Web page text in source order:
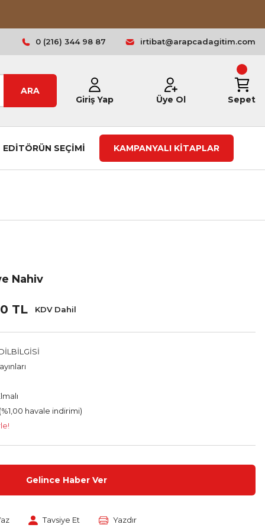
0 (216) 344 98 87 irtibat@arapcadagitim.com
ARA
Giriş Yap
Üye Ol Sepet
EDİTÖRÜN SEÇİMİ KAMPANYALI KİTAPLAR
Nahiv
TL KDV Dahil
havale indirimi)
Gelince Haber Ver
Tavsiye Et Yazdır